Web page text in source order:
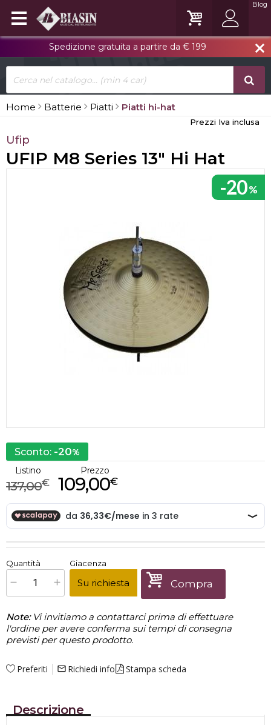
close
Spedizione gratuita a partire da € 199
Blog
Home Batterie Piatti Piatti hi-hat
Prezzi Iva inclusa
Ufip
UFIP M8 Series 13" Hi Hat
-20%
Sconto: -20%
Listino
€
137,00
Prezzo
€
109,00
x1 Prezzo finale:€109,00
Quantità Giacenza
Su richiesta Compra
Note: Vi invitiamo a contattarci prima di effettuare
l'ordine per avere conferma sui tempi di consegna
previsti per questo prodotto.
Preferiti mail_outline Richiedi info Stampa scheda
Descrizione